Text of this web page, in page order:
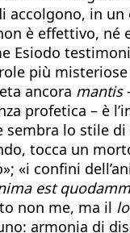
accolgono, in
è effettivo,
più
ancora mantis
profetica – è
lo stile
tocca un
«i confini
est
non me, ma il
armonia di